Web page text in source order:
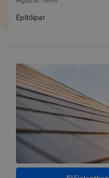
Építőipar
407320614
Képzés időtartama
Választható szakmairányok:
Nem válaszható